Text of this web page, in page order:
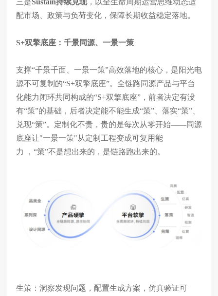
三是Sustain持续兑现，以全生命周期运营思维动态适
配市场、政策与负荷变化，保障长期收益稳定落地。
S+双擎底座 ： 千景同源、一景一策
支撑“千景千面、一景一策”高效落地的核心，是阳光电
源不可复制的“S+双擎底座”。 全链路同源产品与平台
化能力闭环共同构成的“S+双擎底座”，前者决定有没
有“策”的基础，后者决定能不能生成“策”、落实“策”、
兑现“策”。 定制化不贵，贵的是每次从零开始——同源
底座让"一景一策"从定制工程变成可复用能
力
， “策”不是想出来的，是链路跑出来的。
生策：洞察发现问题，配置生成方案，仿真验证可